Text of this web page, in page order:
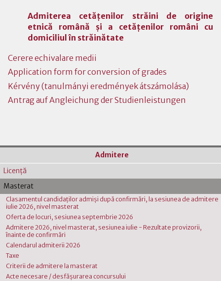
Admiterea cetăţenilor străini de origine
etnică română şi a cetăţenilor români cu
domiciliul în străinătate
Cerere echivalare medii
Application form for conversion of grades
Kérvény (tanulmányi eredmények átszámolása)
Antrag auf Angleichung der Studienleistungen
Admitere
Licenţă
Masterat
Clasamentul candidaților admiși după confirmări, la sesiunea de admitere
iulie 2026, nivel masterat
Oferta de locuri, sesiunea septembrie 2026
Admitere 2026, nivel masterat, sesiunea iulie - Rezultate provizorii,
înainte de confirmări
Calendarul admiterii 2026
Taxe
Criterii de admitere la masterat
Acte necesare / desfășurarea concursului